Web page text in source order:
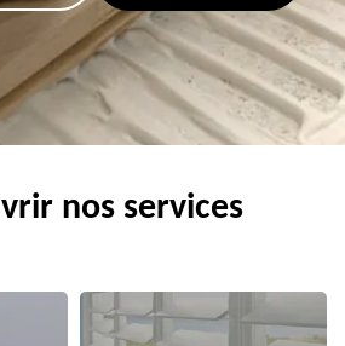
nos services